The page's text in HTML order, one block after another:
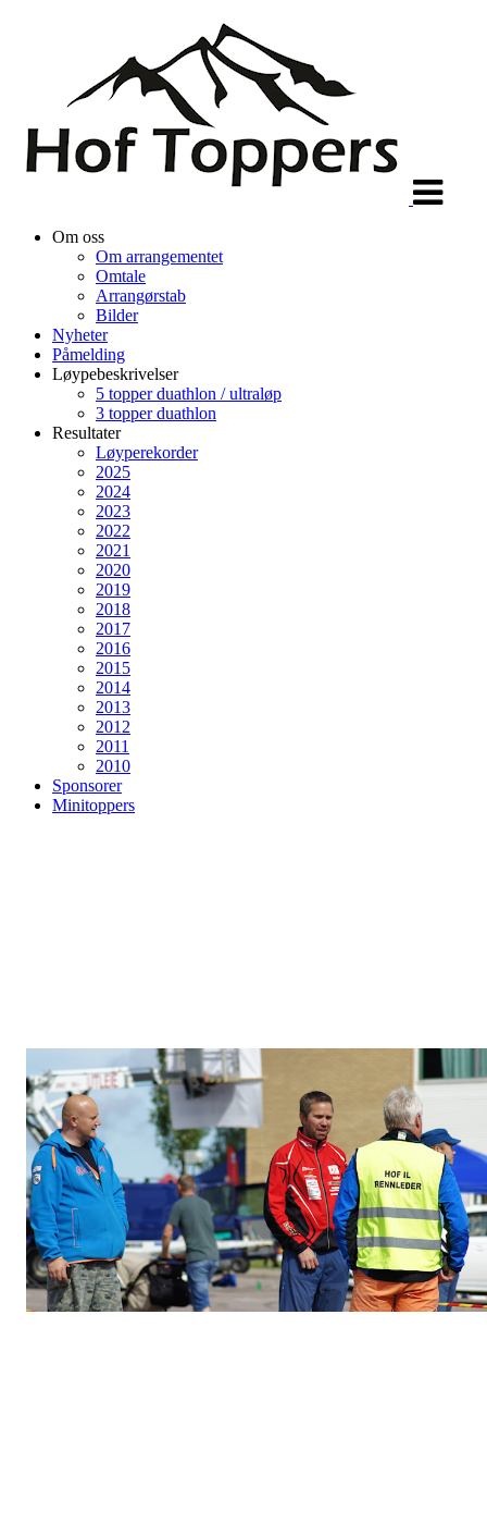
Om oss
Om arrangementet
Omtale
Arrangørstab
Bilder
Nyheter
Påmelding
Løypebeskrivelser
5 topper duathlon / ultraløp
3 topper duathlon
Resultater
Løyperekorder
2025
2024
2023
2022
2021
2020
2019
2018
2017
2016
2015
2014
2013
2012
2011
2010
Sponsorer
Minitoppers